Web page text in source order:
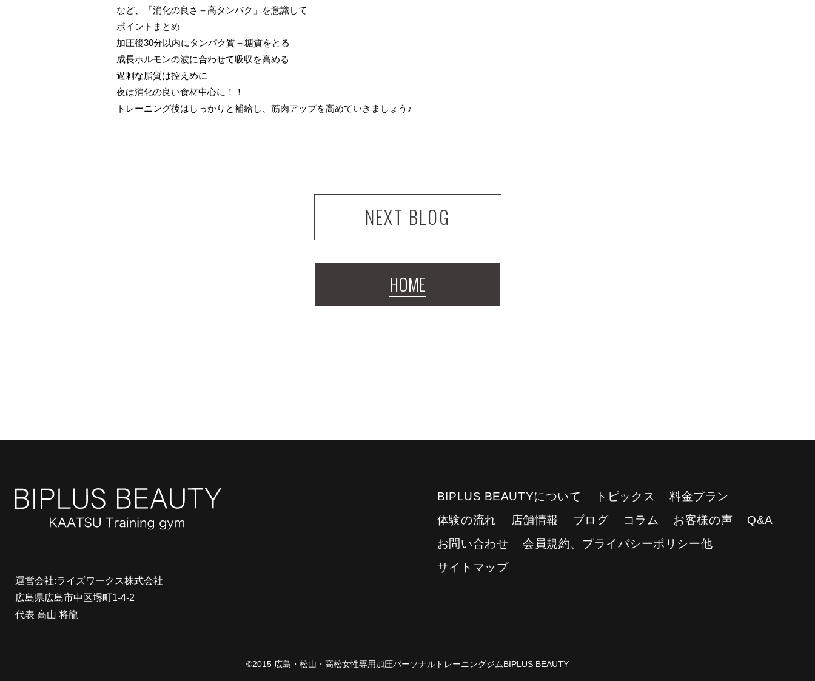
など、「消化の良さ＋高タンパク」を意識して
ポイントまとめ
加圧後30分以内にタンパク質＋糖質をとる
成長ホルモンの波に合わせて吸収を高める
過剰な脂質は控えめに
夜は消化の良い食材中心に！！
トレーニング後はしっかりと補給し、筋肉アップを高めていきましょう♪
NEXT BLOG
HOME
運営会社:ライズワークス株式会社
広島県広島市中区堺町1-4-2
代表 高山 将龍
BIPLUS BEAUTYについて トピックス
料金プラン
体験の流れ
店舗情報 ブログ コラム お客様の声
Q&A
お問い合わせ
会員規約、プライバシーポリシー他
サイトマップ
©2015 広島・松山・高松女性専用加圧パーソナルトレーニングジムBIPLUS BEAUTY